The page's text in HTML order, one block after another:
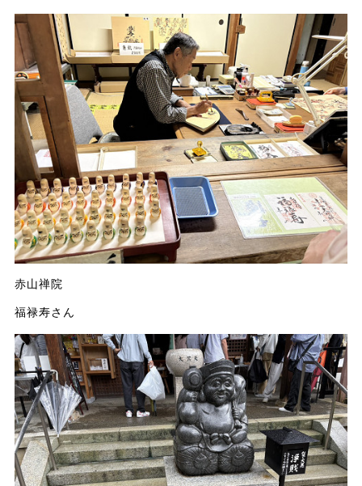
赤山禅院
福禄寿さん